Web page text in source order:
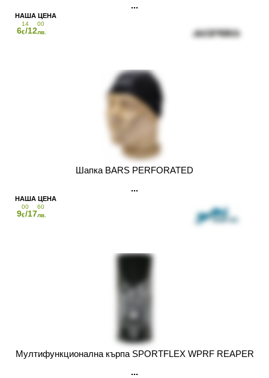
6
14
€/12
00
лв.
Шапка BARS PERFORATED
9
00
€/17
60
лв.
Мултифункционална кърпа SPORTFLEX WPRF REAPER